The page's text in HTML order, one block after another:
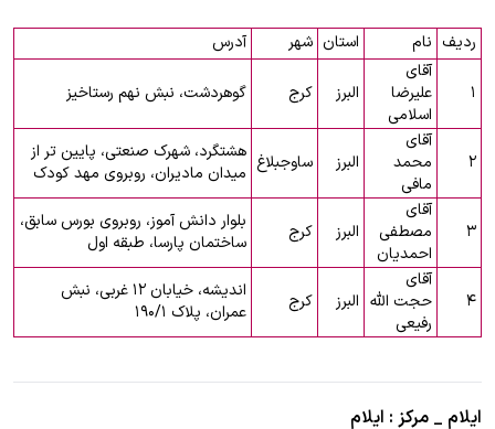
ردیف نام استان شهر آدرس
۱
آقای
علیرضا
اسلامی
البرز کرج گوهردشت، نبش نهم رستاخیز
۲
آقای
محمد
مافی
البرز ساوجبلاغ هشتگرد، شهرک صنعتی، پایین تر از
میدان مادیران، روبروی مهد کودک
۳
آقای
مصطفی
احمدیان
البرز کرج
بلوار دانش آموز، روبروی بورس سابق،
ساختمان پارسا، طبقه اول
۴
آقای
حجت الله
رفیعی
البرز کرج
اندیشه، خیابان ۱۲ غربی، نبش
عمران، پلاک ۱۹۰/۱
ایلام _ مرکز : ایلام